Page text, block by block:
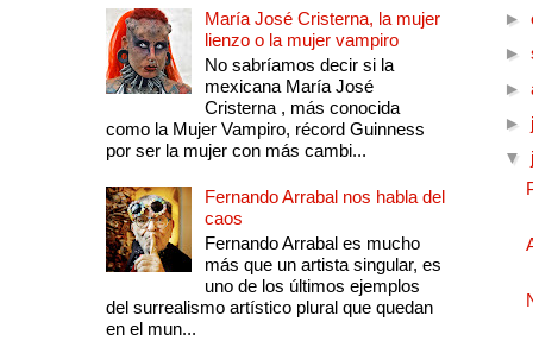
María José Cristerna, la mujer
lienzo o la mujer vampiro
No sabríamos decir si la
mexicana María José
Cristerna , más conocida
como la Mujer Vampiro, récord Guinness
por ser la mujer con más cambi...
Fernando Arrabal nos habla del
caos
Fernando Arrabal es mucho
más que un artista singular, es
uno de los últimos ejemplos
del surrealismo artístico plural que quedan
en el mun...
►
►
►
►
▼